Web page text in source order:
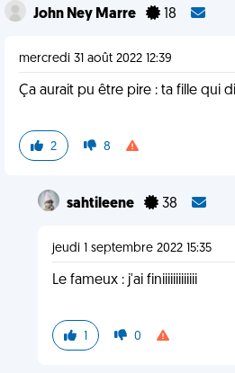
John Ney Marre 18
mercredi 31 août 2022 12:39
Ça aurait pu être pire : ta fille qui
2 8
sahtileene 38
jeudi 1 septembre 2022 15:35
Le fameux : j'ai finiiiiiiiiiiiii
1 0